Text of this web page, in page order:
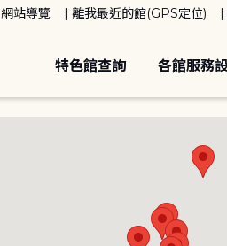
網站導覽 離我最近的館(GPS定位)
特色館查詢 各館服務